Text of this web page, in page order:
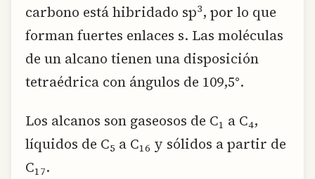
carbono está hibridado sp3, por lo que
forman fuertes enlaces s. Las moléculas
de un alcano tienen una disposición
tetraédrica con ángulos de 109,5°.
Los alcanos son gaseosos de C1 a C4,
líquidos de C5 a C16 y sólidos a partir de
C17.